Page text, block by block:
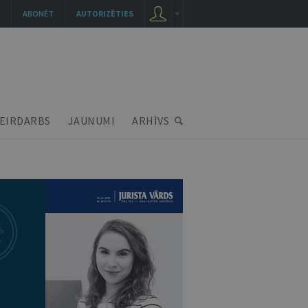
JAUNUMI ARHĪVS
AUTORIZĒTIES
ABONĒT